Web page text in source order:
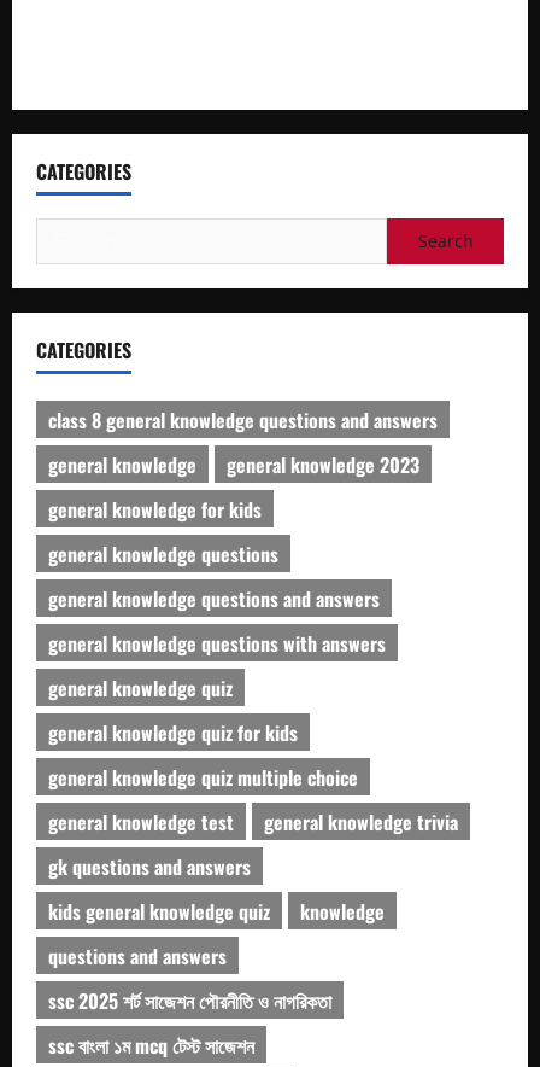
CATEGORIES
for:
CATEGORIES
class 8 general knowledge questions and answers
general knowledge
general knowledge 2023
general knowledge for kids
general knowledge questions
general knowledge questions and answers
general knowledge questions with answers
general knowledge quiz
general knowledge quiz for kids
general knowledge quiz multiple choice
general knowledge test
general knowledge trivia
gk questions and answers
kids general knowledge quiz
knowledge
questions and answers
ssc 2025 শর্ট সাজেশন পৌরনীতি ও নাগরিকতা
ssc বাংলা ১ম mcq টেস্ট সাজেশন